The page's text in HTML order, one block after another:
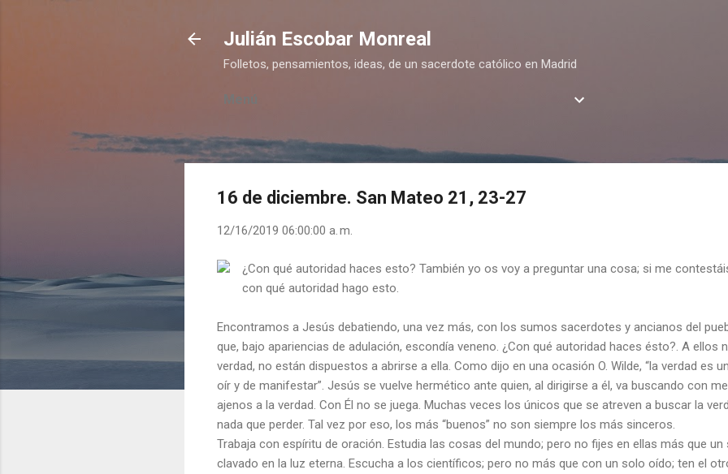
Julián Escobar Monreal
Folletos, pensamientos, ideas, de un sacerdote católico en Madrid
Menú
16 de diciembre. San Mateo 21, 23-27
12/16/2019 06:00:00 a. m.
¿Con qué autoridad haces esto? También yo os voy a preguntar una cosa; si me
con qué autoridad hago esto.
Encontramos a Jesús debatiendo, una vez más, con los sumos sacerdotes y ancianos del
que, bajo apariencias de adulación, escondía veneno. ¿Con qué autoridad haces ésto?. A ellos
verdad, no están dispuestos a abrirse a ella. Como dijo en una ocasión O. Wilde, “la verdad es
oír y de manifestar”. Jesús se vuelve hermético ante quien, al dirigirse a él, va buscando con
ajenos a la verdad. Con Él no se juega. Muchas veces los únicos que se atreven a buscar la
nada que perder. Tal vez por eso, los más “buenos” no son siempre los más sinceros.
Trabaja con espíritu de oración. Estudia las cosas del mundo; pero no fijes en ellas más que
clavado en la luz eterna. Escucha a los científicos; pero no más que con un solo oído; ten el